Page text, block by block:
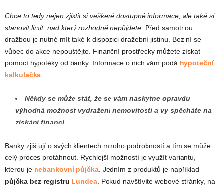
Chce to tedy nejen zjistit si veškeré dostupné informace, ale také si
stanovit limit, nad který rozhodně nepůjdete. Před samotnou
dražbou je nutné mít také k dispozici dražební jistinu. Bez ní se
vůbec do akce nepouštějte. Finanční prostředky můžete získat
pomocí hypotéky od banky. Informace o nich vám podá hypoteční
kalkulačka.
Někdy se může stát, že se vám naskytne opravdu
výhodná možnost vydražení nemovitosti a vy spěcháte na
získání financí.
Banky zjišťují o svých klientech mnoho podrobností a tím se může
celý proces protáhnout. Rychlejší možností je využít variantu,
kterou je nebankovní půjčka. Jedním z produktů je například
půjčka bez registru Lundea. Pokud navštívíte webové stránky, na